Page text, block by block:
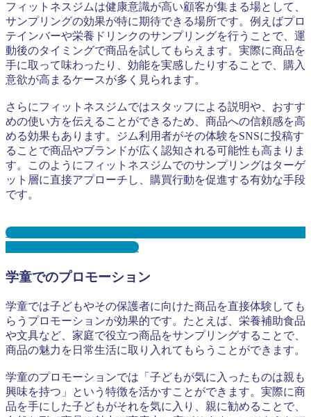
フィットネスジムは健康意識が高い顧客が集まる場として、
サンプリングの効果が特に期待できる場所です。例えばプロ
テインバーや栄養ドリンクのサンプリングを行うことで、運
動後のタイミングで商品を試してもらえます。実際に商品を
手に取って味わったり、効能を実感したりすることで、購入
意欲が高まるケースが多く見られます。
さらにフィットネスジムではスタッフによる説明や、おすす
めの使い方を伝えることができるため、商品への信頼感を高
める効果もあります。ジム利用者がその体験をSNSに投稿す
ることで商品やブランドが広く認知される可能性も高まりま
す。このようにフィットネスジムでのサンプリングはターゲ
ット層に直接アプローチし、購買行動を促進する有効な手段
です。
ジム・スポーツジム・フィットネスジムサンプリングとは？
メリット３選と事例を紹介
学童でのプロモーション
学童では子どもやその保護者に向けた商品を直接体験しても
らうプロモーションが効果的です。たとえば、栄養補助食品
や文具など、家庭で役立つ商品をサンプリングすることで、
商品の魅力を日常生活に取り入れてもらうことができます。
学童のプロモーションでは「子どもが気に入ったものは親も
興味を持つ」という特徴を活かすことができます。実際に商
品を手にした子どもがそれを気に入り、親に勧めることで、